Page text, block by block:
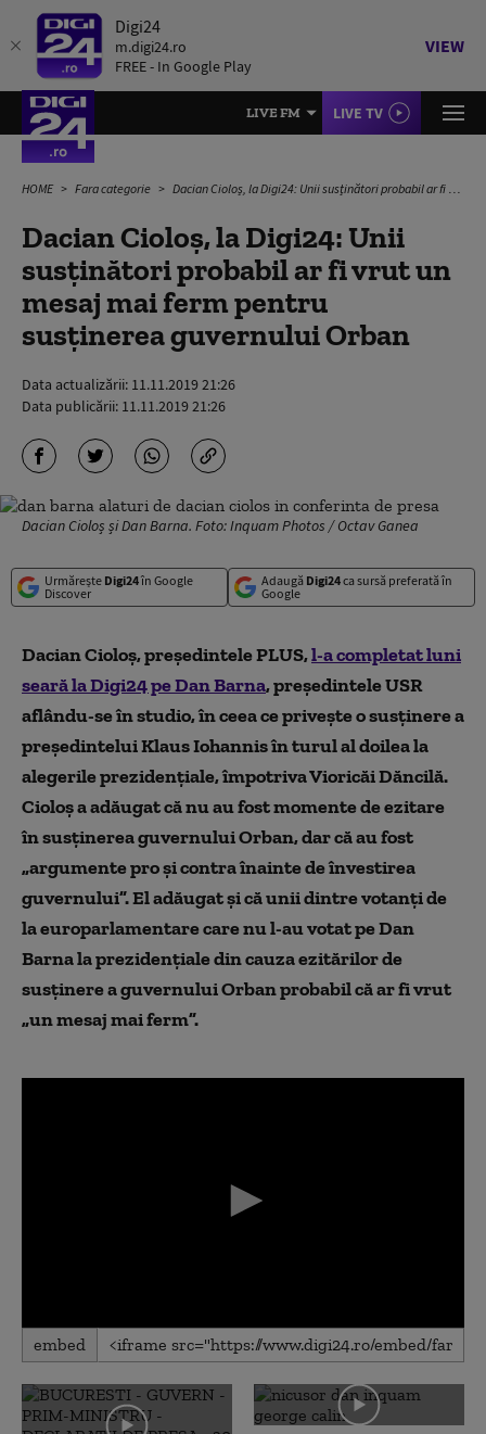
Digi24
m.digi24.ro
FREE - In Google Play
VIEW
LIVE FM LIVE TV
HOME Fara categorie Dacian Cioloș, la Digi24: Unii susținători probabil ar fi vrut un mesaj mai ferm pentru susținerea guvernului Orban
Dacian Cioloș, la Digi24: Unii
susținători probabil ar fi vrut un
mesaj mai ferm pentru
susținerea guvernului Orban
Data actualizării: 11.11.2019 21:26
Data publicării: 11.11.2019 21:26
Dacian Cioloș și Dan Barna. Foto: Inquam Photos / Octav Ganea
Urmărește Digi24în Google
Discover
Adaugă Digi24ca sursă preferată în
Google
Dacian Cioloș, președintele PLUS,l-a completat luni
seară la Digi24 pe Dan Barna, președintele USR
aflându-se în studio, în ceea ce privește o susținere a
președintelui Klaus Iohannis în turul al doilea la
alegerile prezidențiale, împotriva Vioricăi Dăncilă.
Cioloș a adăugat că nu au fost momente de ezitare
în susținerea guvernului Orban, dar că au fost
„argumente pro și contra înainte de învestirea
guvernului”. El adăugat și că unii dintre votanți de
la europarlamentare care nu l-au votat pe Dan
Barna la prezidențiale din cauza ezitărilor de
susținere a guvernului Orban probabil că ar fi vrut
„un mesaj mai ferm”.
0
seconds
0
seconds
embed